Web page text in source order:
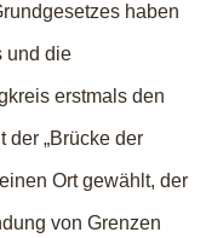
haben
und die
erstmals den
der „Brücke der
Ort gewählt, der
von Grenzen